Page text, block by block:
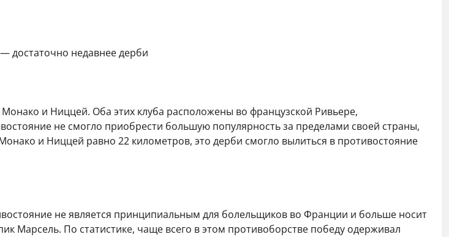
достаточно недавнее дерби
и Ниццей. Оба этих клуба расположены во французской Ривьере,
не смогло приобрести большую популярность за пределами своей страны,
и Ниццей равно 22 километров, это дерби смогло вылиться в противостояние
не является принципиальным для болельщиков во Франции и больше носит
Марсель. По статистике, чаще всего в этом противоборстве победу одерживал